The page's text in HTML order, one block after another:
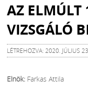
AZ ELMÚLT
VIZSGÁLÓ
LÉTREHOZVA: 2020. JÚLIUS
Elnök: Farkas Attila